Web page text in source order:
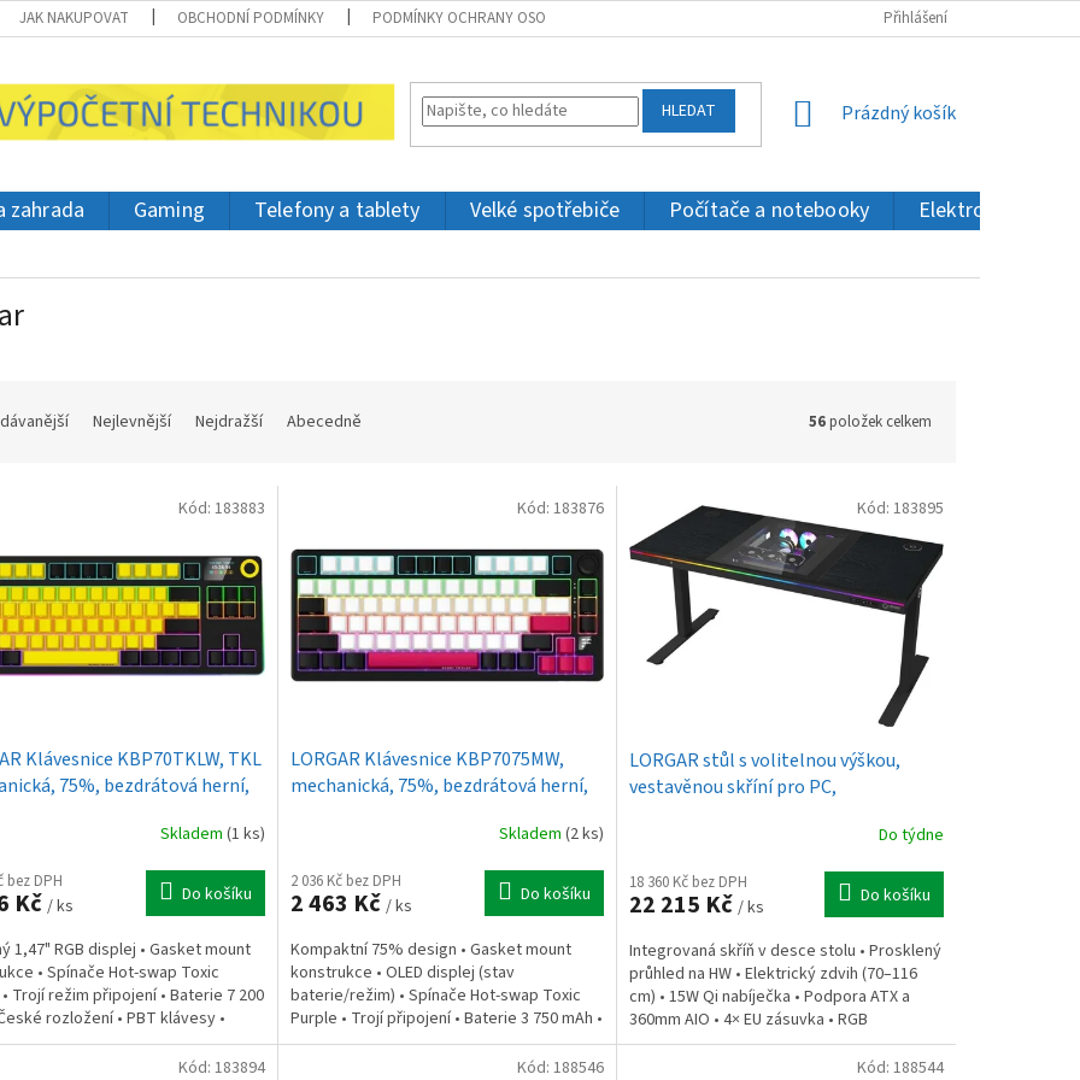
JAK NAKUPOVAT OBCHODNÍ PODMÍNKY PODMÍNKY OCHRANY OSOBNÍCH ÚDAJŮ Přihlášení
HLEDAT
NÁKUPNÍ
Prázdný košík
zahrada Gaming Telefony a tablety Velké spotřebiče Počítače a notebooky Elektronika a IT
Nejlevnější Nejdražší Abecedně 56položek celkem
Klávesnice KBP70TKLW, TKL
75%, bezdrátová herní,
Skladem (1 ks)
bez DPH
Kč / ks Do košíku
1,47" RGB displej • Gasket mount
• Spínače Hot-swap Toxic
Trojí režim připojení • Baterie 7 200
rozložení • PBT klávesy •
dárkové...
Kód: 183883
LORGAR Klávesnice KBP7075MW,
mechanická, 75%, bezdrátová herní,
Skladem (2 ks)
2 036 Kč bez DPH
2 463 Kč / ks Do košíku
Kompaktní 75% design • Gasket mount
konstrukce • OLED displej (stav
baterie/režim) • Spínače Hot-swap Toxic
Purple • Trojí připojení • Baterie 3 750 mAh •
České rozložení • PBT...
Kód: 183876
LORGAR stůl s volitelnou výškou,
vestavěnou skříní pro PC,
Do týdne
18 360 Kč bez DPH
22 215 Kč / ks Do košíku
Integrovaná skříň v desce stolu • Prosklený
průhled na HW • Elektrický zdvih (70–116
cm) • 15W Qi nabíječka • Podpora ATX a
360mm AIO • 4× EU zásuvka • RGB
podsvícení • Nosnost...
Kód: 183895
Kód: 183894 Kód: 188546 Kód: 188544